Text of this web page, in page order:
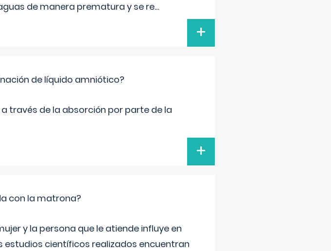
de manera prematura y se re...
+
de líquido amniótico?
través de la absorción por parte de la
+
con la matrona?
y la persona que le atiende influye en
estudios científicos realizados encuentran